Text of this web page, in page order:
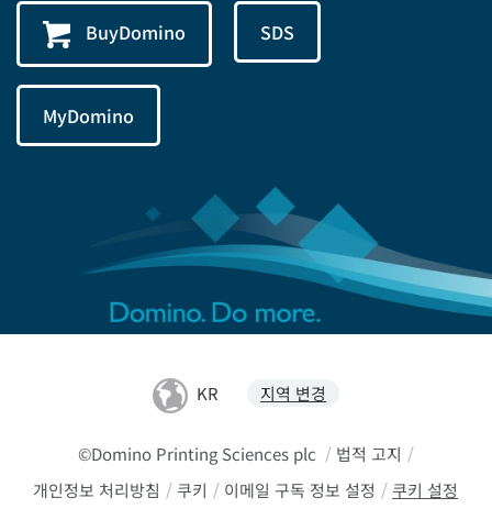
BuyDomino SDS
MyDomino
KR 지역 변경
©Domino Printing Sciences plc / 법적 고지 /
개인정보 처리방침 /쿠키 / 이메일 구독 정보 설정 /쿠키 설정